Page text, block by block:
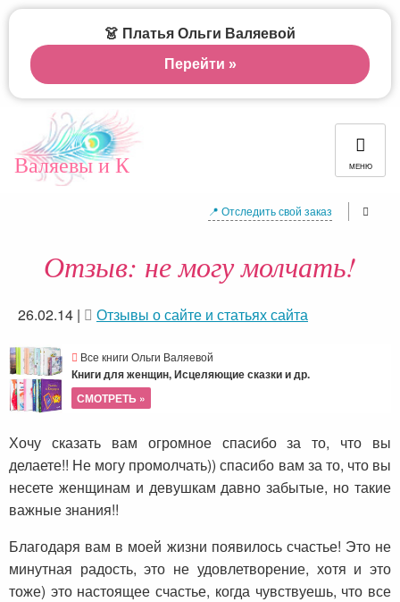
Валяевы и К МЕНЮ
📍 Отследить свой заказ
Отзыв: не могу молчать!
26.02.14 | Отзывы о сайте и статьях сайта
Все книги Ольги Валяевой
Книги для женщин, Исцеляющие сказки и др.
СМОТРЕТЬ »
Хочу сказать вам огромное спасибо за то, что вы
делаете!! Не могу промолчать)) спасибо вам за то, что вы
несете женщинам и девушкам давно забытые, но такие
важные знания!!
Благодаря вам в моей жизни появилось счастье! Это не
минутная радость, это не удовлетворение, хотя и это
тоже) это настоящее счастье, когда чувствуешь, что все
👗 Платья Ольги Валяевой
Перейти »